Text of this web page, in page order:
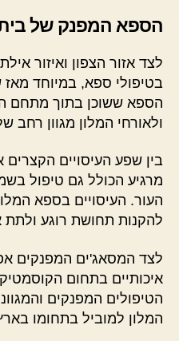
הספא המפנק של בית
לצד אזור הצפון ואיזור
בטיפולי ספא, במיוחד
הספא ששוכן בתוך מתחם
ולאורחי המלון מגוון רחב
בין שפע העיסויים
מרגיע הכולל גם טיפול
העור. העיסויים בספא
להקנות תחושת רוגע ולתת
לצד המסאג'ים המפנקים
איכותיים בתחום
הטיפולים המפנקים
המלון למוביל בתחומו